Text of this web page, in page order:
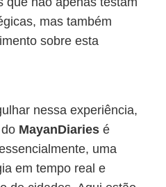
mas também
sobre esta
nessa experiência,
MayanDiaries é
uma
em tempo real e